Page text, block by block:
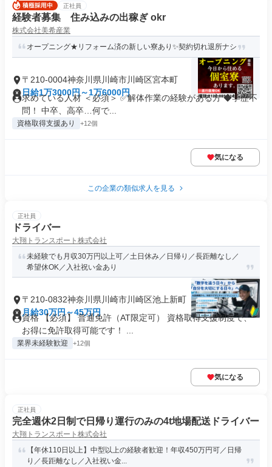
正社員
経験者募集 住み込みの出稼ぎ okr
株式会社美希産業
オープニング★リフォーム済の新しい寮あり✨契約切れ退所ナシ
〒210-0004神奈川県川崎市川崎区宮本町
日給1万3000円～1万6000円
求めている人材 ＜必須＞ ✅解体作業の経験がある方 ◆学歴不
問！ 中卒、高卒…何で...
資格取得支援あり +12個
気になる
この企業の類似求人を見る
正社員
ドライバー
大翔トランスポート株式会社
未経験でも月収30万円以上可／土日休み／日帰り／長距離なし／
希望休OK／入社祝い金あり
〒210-0832神奈川県川崎市川崎区池上新町
月給30万円～45万円
資格 【必須】 普通免許（AT限定可） 資格取得支援制度で、
お得に免許取得可能です！ ...
業界未経験歓迎 +12個
気になる
正社員
完全週休2日制で日帰り運行のみの4t地場配送ドライバー
大翔トランスポート株式会社
【年休110日以上】中型以上の経験者歓迎！年収450万円可／日帰
り／長距離なし／入社祝い金...